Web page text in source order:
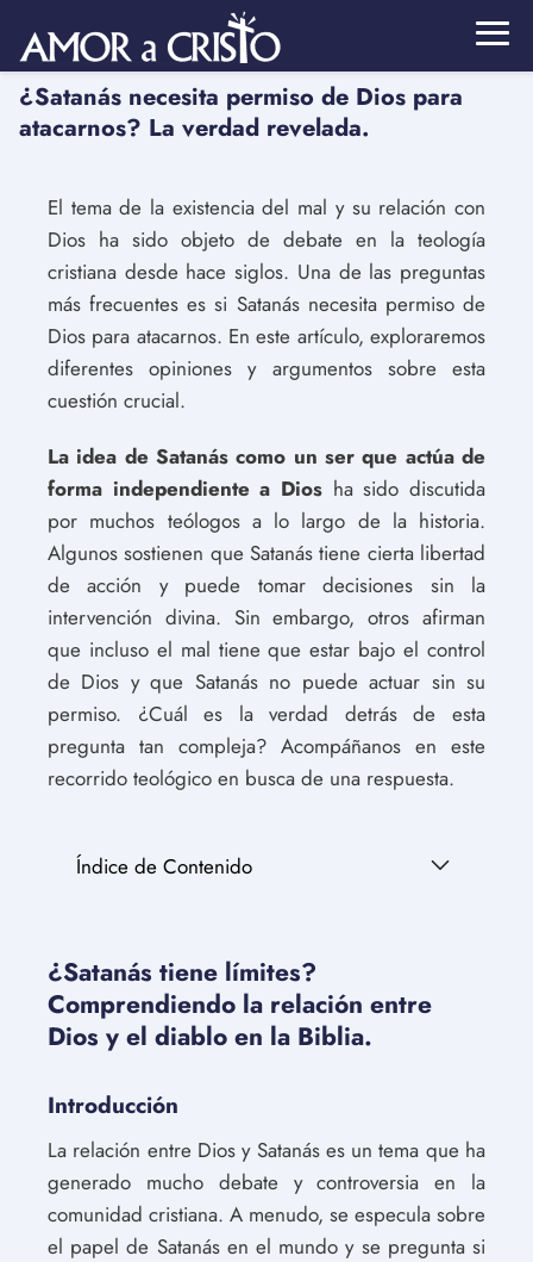
¿Satanás necesita permiso de Dios para
atacarnos? La verdad revelada.
El tema de la existencia del mal y su relación con
Dios ha sido objeto de debate en la teología
cristiana desde hace siglos. Una de las preguntas
más frecuentes es si Satanás necesita permiso de
Dios para atacarnos. En este artículo, exploraremos
diferentes opiniones y argumentos sobre esta
cuestión crucial.
La idea de Satanás como un ser que actúa de
forma independiente a Dios ha sido discutida
por muchos teólogos a lo largo de la historia.
Algunos sostienen que Satanás tiene cierta libertad
de acción y puede tomar decisiones sin la
intervención divina. Sin embargo, otros afirman
que incluso el mal tiene que estar bajo el control
de Dios y que Satanás no puede actuar sin su
permiso. ¿Cuál es la verdad detrás de esta
pregunta tan compleja? Acompáñanos en este
recorrido teológico en busca de una respuesta.
Índice de Contenido
¿Satanás tiene límites?
Comprendiendo la relación entre
Dios y el diablo en la Biblia.
Introducción
La relación entre Dios y Satanás es un tema que ha
generado mucho debate y controversia en la
comunidad cristiana. A menudo, se especula sobre
el papel de Satanás en el mundo y se pregunta si